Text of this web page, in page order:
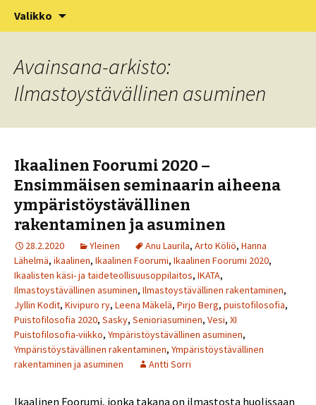
Puistofilosofia
XV Puistofilosofia-viikko Ikaalisissa
15.-19.7.2025
Valikko
Avainsana-arkisto:
Ilmastoystävällinen asuminen
Ikaalinen Foorumi 2020 –
Ensimmäisen seminaarin aiheena
ympäristöystävällinen
rakentaminen ja asuminen
28.2.2020 Yleinen Anu Laurila, Arto Köliö, Hanna
Lähelmä, ikaalinen, Ikaalinen Foorumi, Ikaalinen Foorumi 2020,
Ikaalisten käsi- ja taideteollisuusoppilaitos, IKATA,
Ilmastoystävällinen asuminen, Ilmastoystävällinen rakentaminen,
Jyllin Kodit, Kivipuro ry, Leena Mäkelä, Pirjo Berg, puistofilosofia,
Puistofilosofia 2020, Sasky, Senioriasuminen, Vesi, XI
Puistofilosofia-viikko, Ympäristöystävällinen asuminen,
Ympäristöystävällinen rakentaminen, Ympäristöystävällinen
rakentaminen ja asuminen
Antti Sorri
Ikaalinen Foorumi, jonka takana on ilmastosta huolissaan